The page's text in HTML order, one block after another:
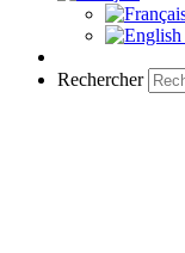
Rechercher